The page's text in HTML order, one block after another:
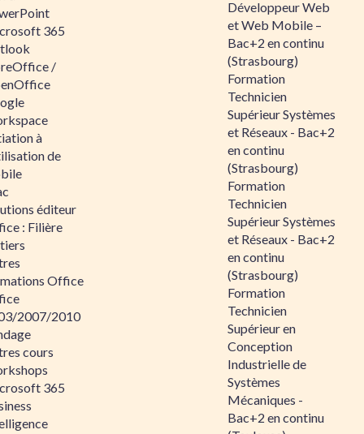
365
/
à
de
éditeur
: Filière
Office
2007/2010
cours
365
Développeur Web
et Web Mobile –
Bac+2 en continu
(Strasbourg)
Formation
Technicien
Supérieur Systèmes
et Réseaux - Bac+2
en continu
(Strasbourg)
Formation
Technicien
Supérieur Systèmes
et Réseaux - Bac+2
en continu
(Strasbourg)
Formation
Technicien
Supérieur en
Conception
Industrielle de
Systèmes
Mécaniques -
Bac+2 en continu